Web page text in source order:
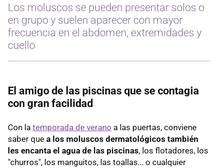
Los moluscos se pueden presentar solos o
en grupo y suelen aparecer con mayor
frecuencia en el abdomen, extremidades y
cuello
El amigo de las piscinas que se contagia
con gran facilidad
Con la temporada de verano a las puertas, conviene
saber que a los moluscos dermatológicos también
les encanta el agua de las piscinas, los flotadores, los
"churros", los manguitos, las toallas... o cualquier